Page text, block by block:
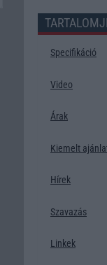
Specifikáció
Video
Árak
Kiemelt
Hírek
Szavazás
Linkek